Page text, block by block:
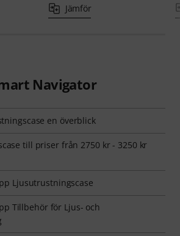
Jämför
Navigator
en överblick
till priser från 2750 kr - 3250 kr
Ljusutrustningscase
Tillbehör för Ljus- och